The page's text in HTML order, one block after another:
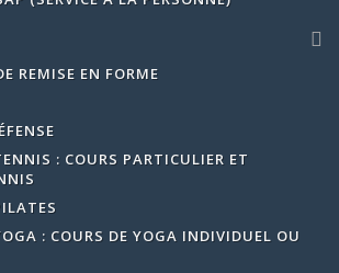
REMISE EN FORME
: COURS PARTICULIER ET
: COURS DE YOGA INDIVIDUEL OU